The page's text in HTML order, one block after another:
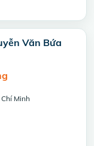
Văn Bứa
Minh